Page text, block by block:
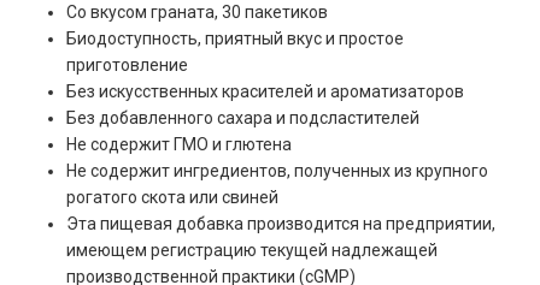
Со вкусом граната, 30 пакетиков
Биодоступность, приятный вкус и простое
приготовление
Без искусственных красителей и ароматизаторов
Без добавленного сахара и подсластителей
Не содержит ГМО и глютена
Не содержит ингредиентов, полученных из крупного
рогатого скота или свиней
Эта пищевая добавка производится на предприятии,
имеющем регистрацию текущей надлежащей
производственной практики (cGMP)